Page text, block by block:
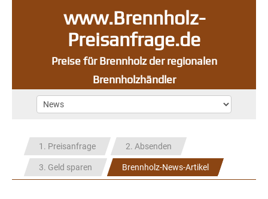
www.Brennholz-
Preisanfrage.de
Preise für Brennholz der regionalen
Brennholzhändler
1. Preisanfrage 2. Absenden
3. Geld sparen Brennholz-News-Artikel